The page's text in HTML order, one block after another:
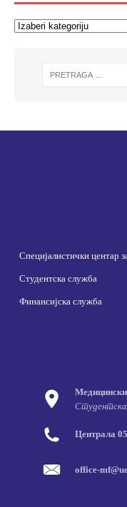
Специјалистички центар
Студентска служба
Финансијска служба
Централа
office-